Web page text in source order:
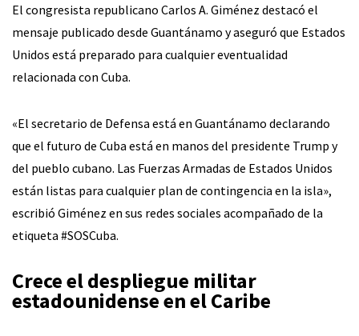
El congresista republicano Carlos A. Giménez destacó el
mensaje publicado desde Guantánamo y aseguró que Estados
Unidos está preparado para cualquier eventualidad
relacionada con Cuba.
«El secretario de Defensa está en Guantánamo declarando
que el futuro de Cuba está en manos del presidente Trump y
del pueblo cubano. Las Fuerzas Armadas de Estados Unidos
están listas para cualquier plan de contingencia en la isla»,
escribió Giménez en sus redes sociales acompañado de la
etiqueta #SOSCuba.
Crece el despliegue militar
estadounidense en el Caribe